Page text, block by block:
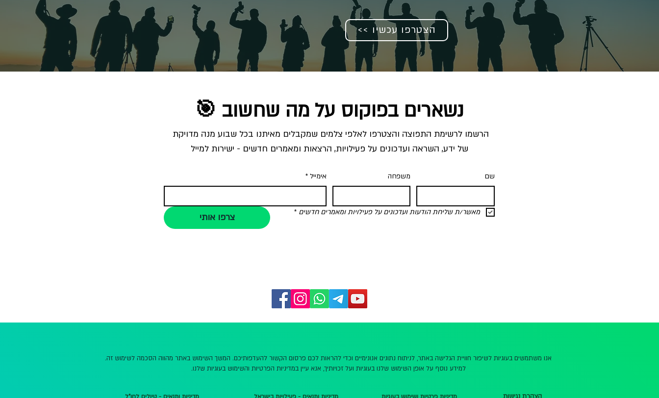
<< הצטרפו עכשיו
נשארים בפוקוס על מה שחשוב 🎯
של ידע, השראה ועדכונים על פעילויות, הרצאות ומאמרים חדשים - ישירות למייל
שם משפחה אימייל *
מאשר/ת שליחת הודעות ועדכונים על פעילויות ומאמרים חדשים * צרפו אותי
אנו משתמשים בעוגיות לשיפור חוויית הגלישה באתר, לניתוח נתונים אנונימיים וכדי להראות לכם פרסום הקשור להעדפותיכם. המשך השימוש באתר מהווה הסכמה לשימוש זה.
למידע נוסף על אופן השימוש שלנו בעוגיות ועל זכויותיך, אנא עיין במדיניות הפרטיות והשימוש בעוגיות שלנו.